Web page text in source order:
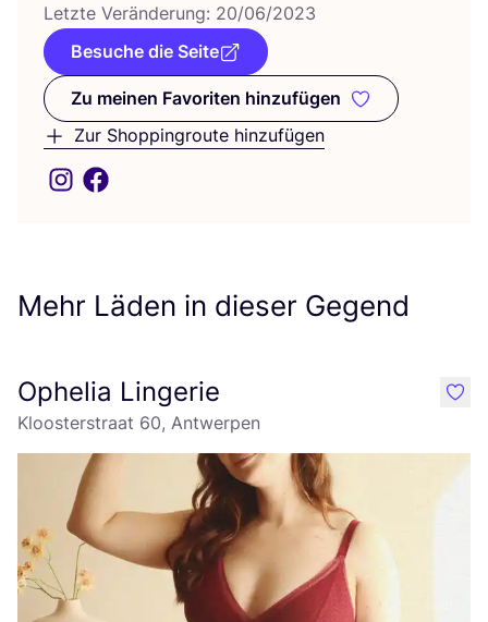
Letz­te Ver­än­de­rung: 20/06/2023
Besuche die Seite
Zu meinen Favoriten hinzufügen
Zu meinen Favoriten
Zur Shoppingroute hinzufügen
Mehr Läden in dieser Gegend
Ophelia Lingerie
Kloosterstraat 60, Antwerpen
like